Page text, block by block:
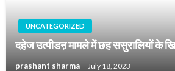
UNCATEGORIZED
दहेज उत्पीडऩ मामले में छह ससुरालियों के
prashant sharma July 18, 2023